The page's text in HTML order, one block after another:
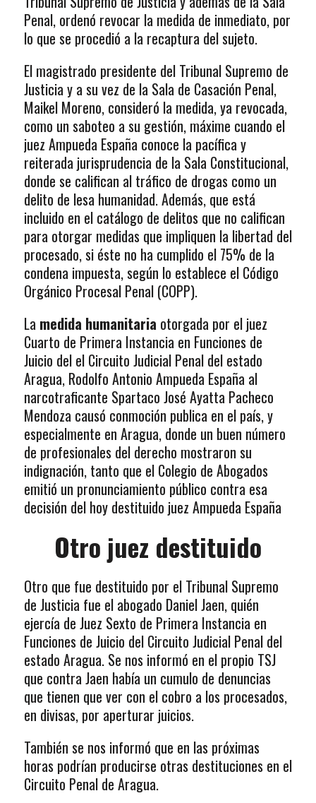
Penal, ordenó revocar la medida de inmediato, por
lo que se procedió a la recaptura del sujeto.
El magistrado presidente del Tribunal Supremo de
Justicia y a su vez de la Sala de Casación Penal,
Maikel Moreno, consideró la medida, ya revocada,
como un saboteo a su gestión, máxime cuando el
juez Ampueda España conoce la pacífica y
reiterada jurisprudencia de la Sala Constitucional,
donde se califican al tráfico de drogas como un
delito de lesa humanidad. Además, que está
incluido en el catálogo de delitos que no califican
para otorgar medidas que impliquen la libertad del
procesado, si éste no ha cumplido el 75% de la
condena impuesta, según lo establece el Código
Orgánico Procesal Penal (COPP).
La medida humanitaria otorgada por el juez
Cuarto de Primera Instancia en Funciones de
Juicio del el Circuito Judicial Penal del estado
Aragua, Rodolfo Antonio Ampueda España al
narcotraficante Spartaco José Ayatta Pacheco
Mendoza causó conmoción publica en el país, y
especialmente en Aragua, donde un buen número
de profesionales del derecho mostraron su
indignación, tanto que el Colegio de Abogados
emitió un pronunciamiento público contra esa
decisión del hoy destituido juez Ampueda España
Otro juez destituido
Otro que fue destituido por el Tribunal Supremo
de Justicia fue el abogado Daniel Jaen, quién
ejercía de Juez Sexto de Primera Instancia en
Funciones de Juicio del Circuito Judicial Penal del
estado Aragua. Se nos informó en el propio TSJ
que contra Jaen había un cumulo de denuncias
que tienen que ver con el cobro a los procesados,
en divisas, por aperturar juicios.
También se nos informó que en las próximas
horas podrían producirse otras destituciones en el
Circuito Penal de Aragua.